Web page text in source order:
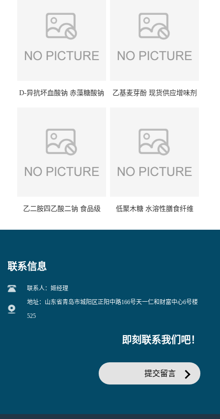
D-异抗坏血酸钠 赤藻糖酸钠
乙基麦芽酚 现货供应增味剂
乙二胺四乙酸二钠 食品级
低聚木糖 水溶性膳食纤维
联系信息
联系人：姬经理
地址：山东省青岛市城阳区正阳中路166号天一仁和财富中心6号楼
525
即刻联系我们吧！
提交留言